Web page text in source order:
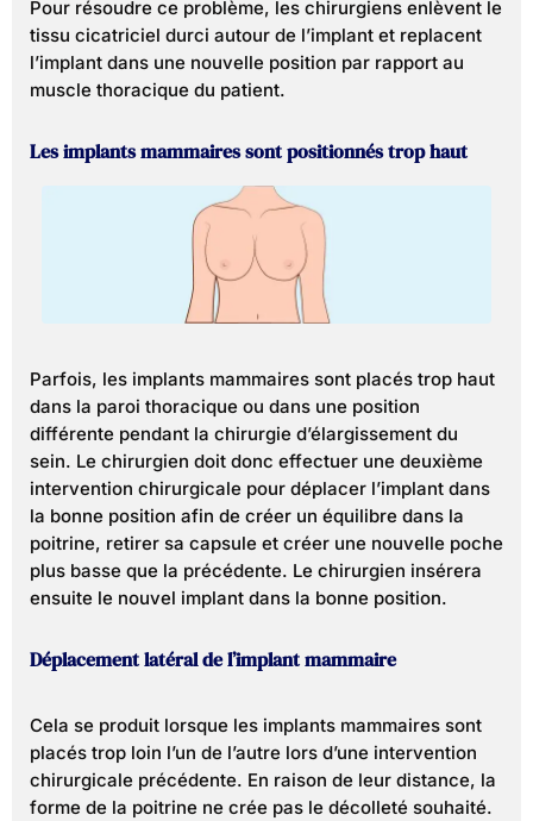
Pour résoudre ce problème, les chirurgiens enlèvent le
tissu cicatriciel durci autour de l’implant et replacent
l’implant dans une nouvelle position par rapport au
muscle thoracique du patient.
Les implants mammaires sont positionnés trop haut
Parfois, les implants mammaires sont placés trop haut
dans la paroi thoracique ou dans une position
différente pendant la chirurgie d’élargissement du
sein. Le chirurgien doit donc effectuer une deuxième
intervention chirurgicale pour déplacer l’implant dans
la bonne position afin de créer un équilibre dans la
poitrine, retirer sa capsule et créer une nouvelle poche
plus basse que la précédente. Le chirurgien insérera
ensuite le nouvel implant dans la bonne position.
Déplacement latéral de l’implant mammaire
Cela se produit lorsque les implants mammaires sont
placés trop loin l’un de l’autre lors d’une intervention
chirurgicale précédente. En raison de leur distance, la
forme de la poitrine ne crée pas le décolleté souhaité.